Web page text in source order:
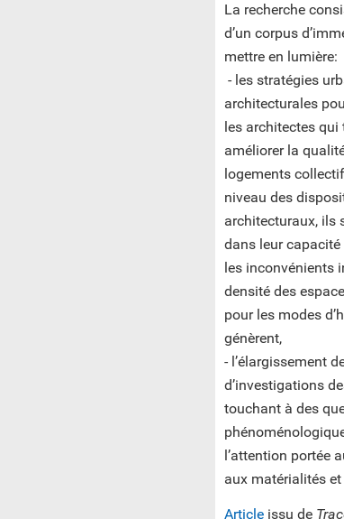
La recherche
d’un corpus
mettre en lumière:
- les stratégies
architecturales
les architectes
améliorer la
logements
niveau des
architecturaux, ils
dans leur
les inconvénients
densité des
pour les modes
génèrent,
- l’élargissement
d’investigations
touchant à des
l’attention portée
aux matérialités
Article issu de